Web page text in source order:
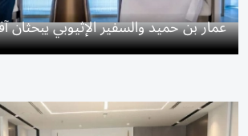
عمار بن حميد والسفير الإثيوبي يبحثان